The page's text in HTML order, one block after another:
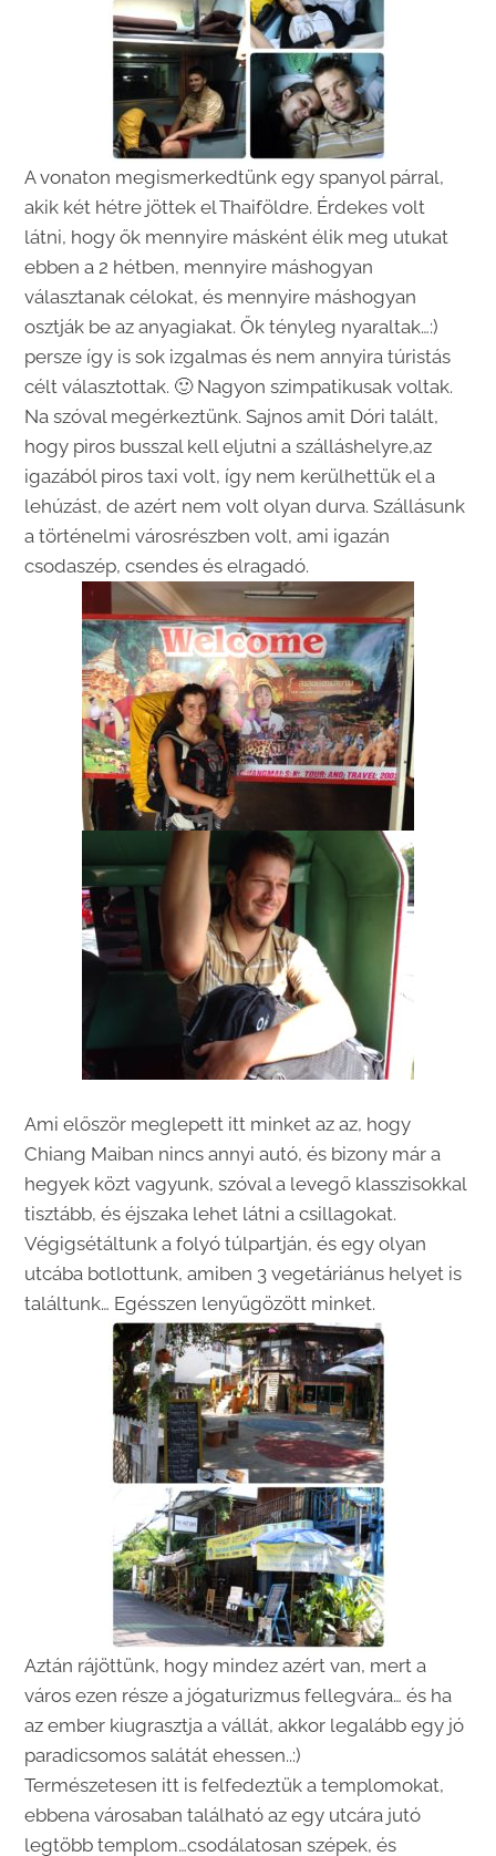
A vonaton megismerkedtünk egy spanyol párral,
akik két hétre jöttek el Thaiföldre. Érdekes volt
látni, hogy ők mennyire másként élik meg utukat
ebben a 2 hétben, mennyire máshogyan
választanak célokat, és mennyire máshogyan
osztják be az anyagiakat. Ők tényleg nyaraltak…:)
persze így is sok izgalmas és nem annyira túristás
célt választottak. 🙂 Nagyon szimpatikusak voltak.
Na szóval megérkeztünk. Sajnos amit Dóri talált,
hogy piros busszal kell eljutni a szálláshelyre,az
igazából piros taxi volt, így nem kerülhettük el a
lehúzást, de azért nem volt olyan durva. Szállásunk
a történelmi városrészben volt, ami igazán
csodaszép, csendes és elragadó.
Ami először meglepett itt minket az az, hogy
Chiang Maiban nincs annyi autó, és bizony már a
hegyek közt vagyunk, szóval a levegő klasszisokkal
tisztább, és éjszaka lehet látni a csillagokat.
Végigsétáltunk a folyó túlpartján, és egy olyan
utcába botlottunk, amiben 3 vegetáriánus helyet is
találtunk… Egésszen lenyűgözött minket.
Aztán rájöttünk, hogy mindez azért van, mert a
város ezen része a jógaturizmus fellegvára… és ha
az ember kiugrasztja a vállát, akkor legalább egy jó
paradicsomos salátát ehessen..:)
Természetesen itt is felfedeztük a templomokat,
ebbena városaban található az egy utcára jutó
legtöbb templom…csodálatosan szépek, és